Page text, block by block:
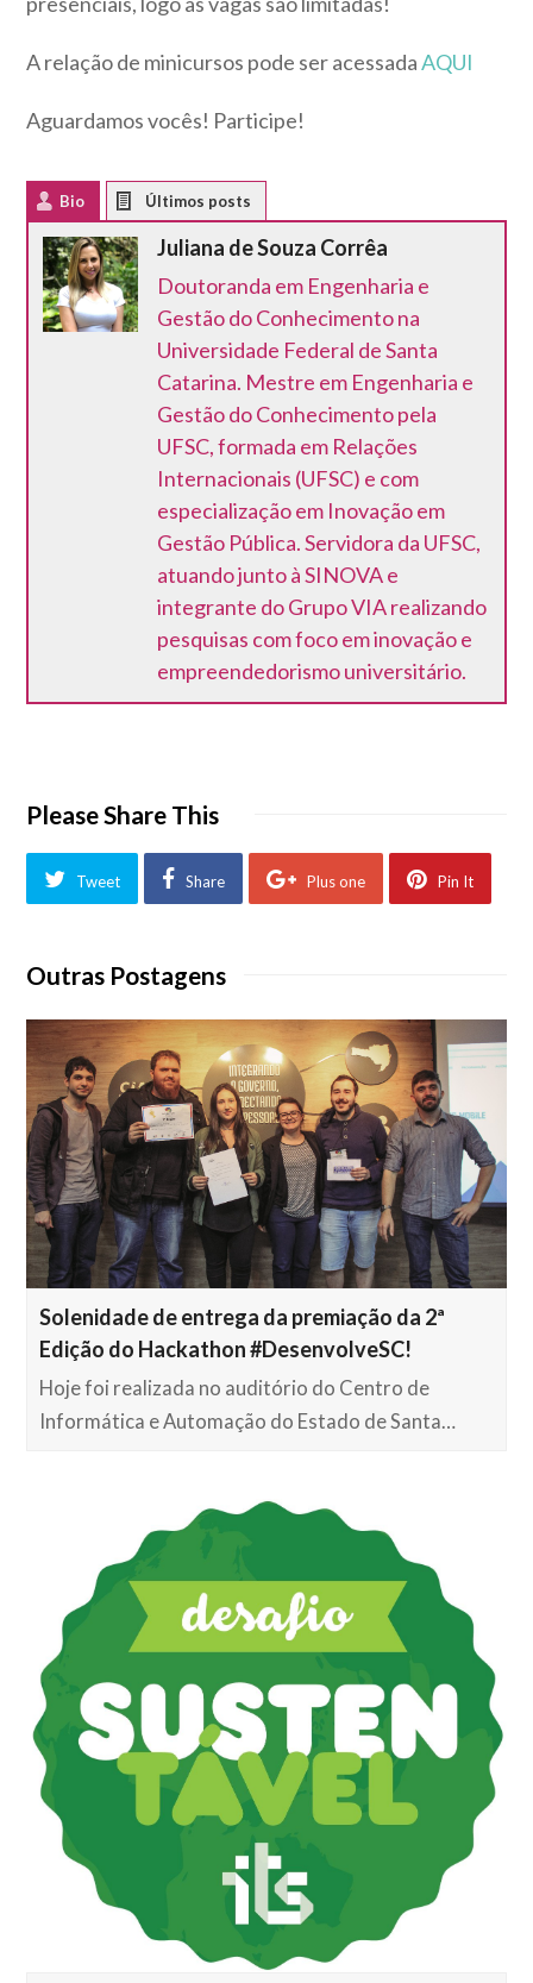
A relação de minicursos pode ser acessadaAQUI
Aguardamos vocês! Participe!
Bio
Juliana de Souza Corrêa
Doutoranda em Engenharia e
Gestão do Conhecimento na
Universidade Federal de Santa
Catarina. Mestre em Engenharia e
Gestão do Conhecimento pela
UFSC, formada em Relações
Internacionais (UFSC) e com
especialização em Inovação em
Gestão Pública. Servidora da UFSC,
atuando junto à SINOVA e
integrante do Grupo VIA realizando
pesquisas com foco em inovação e
empreendedorismo universitário.
Please Share This
Tweet Share Plus one Pin It
Outras Postagens
Solenidade de entrega da premiação da 2ª
Edição do Hackathon #DesenvolveSC!
Hoje foi realizada no auditório do Centro de
Informática e Automação do Estado de Santa…